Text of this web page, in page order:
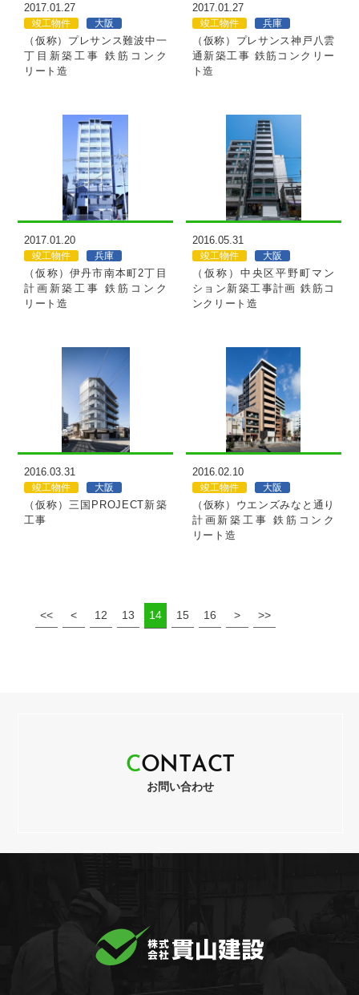
2017.01.27
竣工物件 大阪
（仮称）プレサンス難波中一
丁目新築工事 鉄筋コンク
リート造
2017.01.27
竣工物件 兵庫
（仮称）プレサンス神戸八雲
通新築工事 鉄筋コンクリー
ト造
MORE
2017.01.20
竣工物件 兵庫
（仮称）伊丹市南本町2丁目
計画新築工事 鉄筋コンク
リート造
MORE
2016.05.31
竣工物件 大阪
（仮称）中央区平野町マン
ション新築工事計画 鉄筋コ
ンクリート造
MORE
2016.03.31
竣工物件 大阪
（仮称）三国PROJECT新築
工事
MORE
2016.02.10
竣工物件 大阪
（仮称）ウエンズみなと通り
計画新築工事 鉄筋コンク
リート造
<< < 12 13 14 15 16 > >>
CON T AC T
お問い合わせ